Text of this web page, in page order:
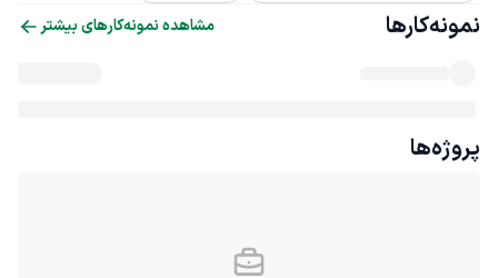
نمونه‌کارها مشاهده نمونه‌کارهای بیشتر
پروژه‌ها